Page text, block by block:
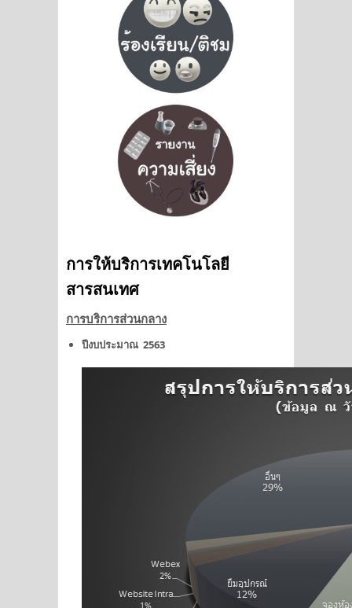
การให้บริการเทคโนโลยี
สารสนเทศ
การบริการส่วนกลาง
ปีงบประมาณ 2563